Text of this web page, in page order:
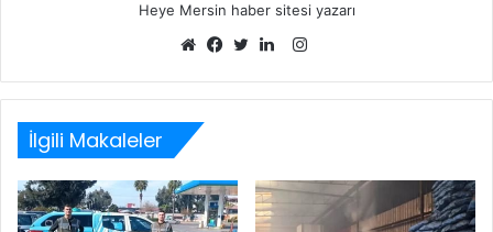
Heye Mersin haber sitesi yazarı
sitesi
Instagram
İlgili Makaleler